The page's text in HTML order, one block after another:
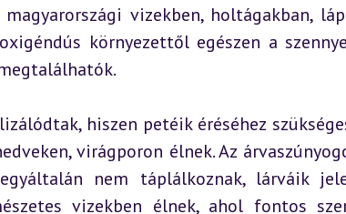
vizekben, holtágakban,
környezettől egészen a
hiszen petéik éréséhez
virágporon élnek. Az
nem táplálkoznak, lárváik
vizekben élnek, ahol fontos